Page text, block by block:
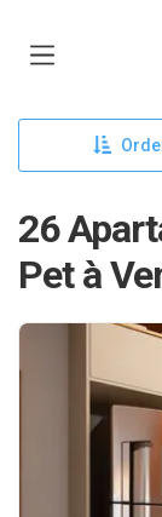
26
Pet à